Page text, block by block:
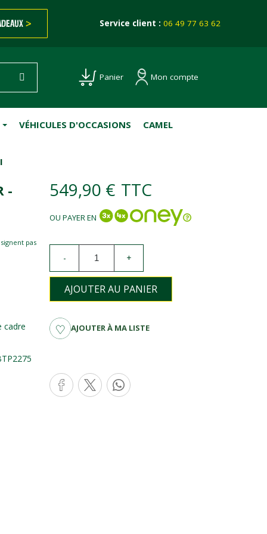
> Service client :06 49 77 63 62
Panier Mon compte
VÉHICULES D'OCCASIONS CAMEL
-
pas
cadre
549,90 € TTC
OU PAYER EN
- +
AJOUTER AU PANIER
AJOUTER À MA LISTE